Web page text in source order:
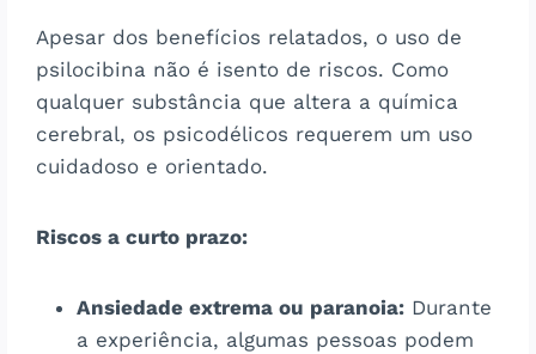
Apesar dos benefícios relatados, o uso de
psilocibina não é isento de riscos. Como
qualquer substância que altera a química
cerebral, os psicodélicos requerem um uso
cuidadoso e orientado.
Riscos a curto prazo:
Ansiedade extrema ou paranoia: Durante
a experiência, algumas pessoas podem